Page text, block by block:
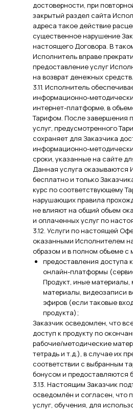
достоверности, при
закрытый раздел сайта
адреса такое действие
существенное нарушение
настоящего Договора. В
Исполнитель вправе
предоставление услуг
на возврат денежных средств.
3.11. Исполнитель
информационно-
интернет-платформе, в
Тарифом. После завершения
услуг, предусмотренного
сохраняет для Заказчика
информационно-
сроки, указанные на сайте
Данная услуга оказываются
бесплатно и только
курс по соответствующему
нарушающих правила
не влияют на общий объем
и оплаченных услуг по
3.12. Услуги по настоящей
оказанными Исполнителем
образом и в полном объеме с
предоставления доступа
онлайн-платформы
Продукт, иные материалы,
материалы, видеозаписи
эфиров (если таковые
продукта);
Заказчик осведомлен, что
доступ к продукту по
рабочие/методические
тетрадь и т.д.), в случае их
соответствии с выбранным
бонусом и предоставляются
3.13. Настоящим Заказчик
осведомлён и согласен, что
услуг, обучения, для